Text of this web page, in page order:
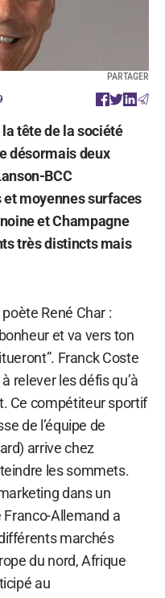
PARTAGER
tête de la société
désormais deux
BCC
moyennes surfaces
et Champagne
très distincts mais
René Char :
et va vers ton
Franck Coste
relever les défis qu’à
Ce compétiteur sportif
de l’équipe de
arrive chez
les sommets.
dans un
Allemand a
marchés
du nord, Afrique
au